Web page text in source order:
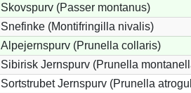
Skovspurv (Passer montanus)
Snefinke (Montifringilla nivalis)
Alpejernspurv (Prunella collaris)
Sibirisk Jernspurv (Prunella
Sortstrubet Jernspurv (Prunella